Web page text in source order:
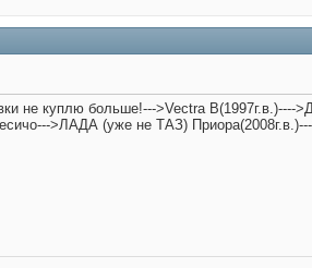
не куплю больше!--->Vectra B(1997г.в.)----
есичо--->ЛАДА (уже не ТАЗ)